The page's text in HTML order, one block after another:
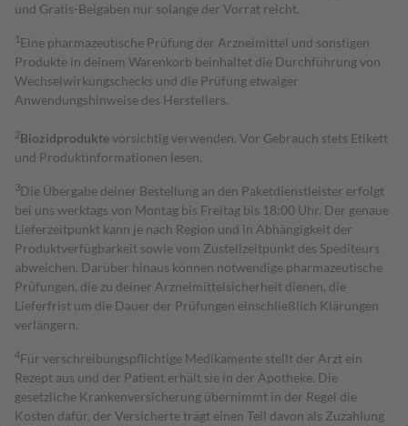
und Gratis-Beigaben nur solange der Vorrat reicht.
1 Eine pharmazeutische Prüfung der Arzneimittel und sonstigen
Produkte in deinem Warenkorb beinhaltet die Durchführung von
Wechselwirkungschecks und die Prüfung etwaiger
Anwendungshinweise des Herstellers.
2Biozidproduktevorsichtig verwenden. Vor Gebrauch stets Etikett
und Produktinformationen lesen.
3Die Übergabe deiner Bestellung an den Paketdienstleister erfolgt
bei uns werktags von Montag bis Freitag bis 18:00 Uhr. Der genaue
Lieferzeitpunkt kann je nach Region und in Abhängigkeit der
Produktverfügbarkeit sowie vom Zustellzeitpunkt des Spediteurs
abweichen. Darüber hinaus können notwendige pharmazeutische
Prüfungen, die zu deiner Arzneimittelsicherheit dienen, die
Lieferfrist um die Dauer der Prüfungen einschließlich Klärungen
verlängern.
4Für verschreibungspflichtige Medikamente stellt der Arzt ein
Rezept aus und der Patient erhält sie in der Apotheke. Die
gesetzliche Krankenversicherung übernimmt in der Regel die
Kosten dafür, der Versicherte trägt einen Teil davon als Zuzahlung